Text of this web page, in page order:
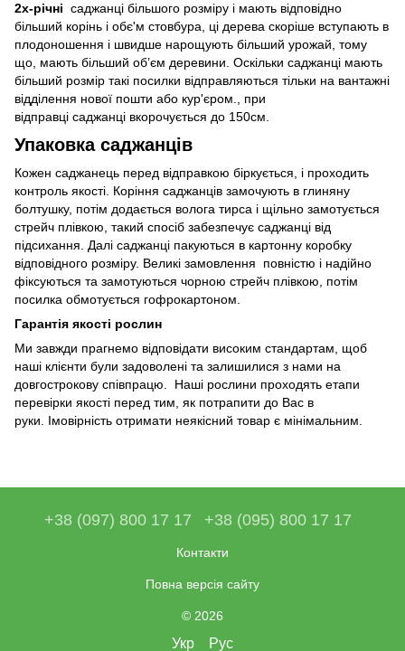
2х-річні саджанці більшого розміру і мають відповідно
більший корінь і обє'м стовбура, ці дерева скоріше вступають в
плодоношення і швидше нарощують більший урожай, тому
що, мають більший об’єм деревини. Оскільки саджанці мають
більший розмір такі посилки відправляються тільки на вантажні
відділення нової пошти або кур'єром., при
відправці саджанці вкорочується до 150см.
Упаковка саджанців
Кожен саджанець перед відправкою біркується, і проходить
контроль якості. Коріння саджанців замочують в глиняну
болтушку, потім додається волога тирса і щільно замотується
стрейч плівкою, такий спосіб забезпечує саджанці від
підсихання. Далі саджанці пакуються в картонну коробку
відповідного розміру. Великі замовлення повністю і надійно
фіксуються та замотуються чорною стрейч плівкою, потім
посилка обмотується гофрокартоном.
Гарантія якості рослин
Ми завжди прагнемо відповідати високим стандартам, щоб
наші клієнти були задоволені та залишилися з нами на
довгострокову співпрацю. Наші рослини проходять етапи
перевірки якості перед тим, як потрапити до Вас в
руки. Імовірність отримати неякісний товар є мінімальним.
+38 (097) 800 17 17 +38 (095) 800 17 17
Контакти
Повна версія сайту
© 2026
Укр Рус